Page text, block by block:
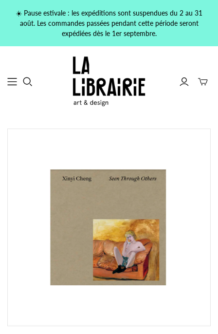
☀️ Pause estivale : les expéditions sont suspendues du 2 au 31
août. Les commandes passées pendant cette période seront
expédiées dès le 1er septembre.